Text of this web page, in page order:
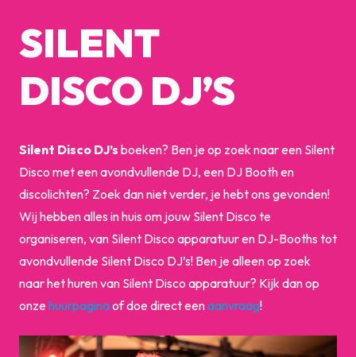
SILENT
DISCO DJ’S
Silent Disco DJ’s boeken? Ben je op zoek naar een Silent
Disco met een avondvullende DJ, een DJ Booth en
discolichten? Zoek dan niet verder, je hebt ons gevonden!
Wij hebben alles in huis om jouw Silent Disco te
organiseren, van Silent Disco apparatuur en DJ-Booths tot
avondvullende Silent Disco DJ’s! Ben je alleen op zoek
naar het huren van Silent Disco apparatuur? Kijk dan op
onzehuurpaginaof doe direct eenaanvraag!